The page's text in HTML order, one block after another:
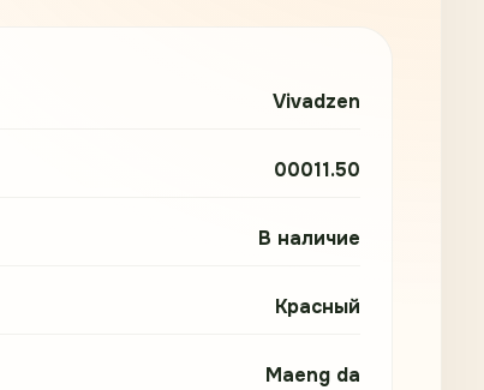
Vivadzen
00011.50
В наличие
Красный
Maeng da